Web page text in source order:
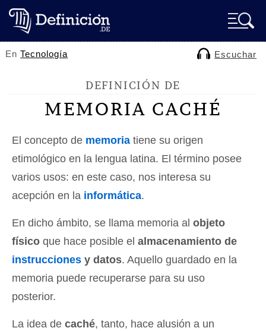
EnTecnología Escuchar
DEFINICIÓN DE
MEMORIA CACHÉ
El concepto de memoria tiene su origen
etimológico en la lengua latina. El término posee
varios usos: en este caso, nos interesa su
acepción en la informática.
En dicho ámbito, se llama memoria al objeto
físico que hace posible el almacenamiento de
instrucciones y datos. Aquello guardado en la
memoria puede recuperarse para su uso
posterior.
La idea de caché, tanto, hace alusión a un